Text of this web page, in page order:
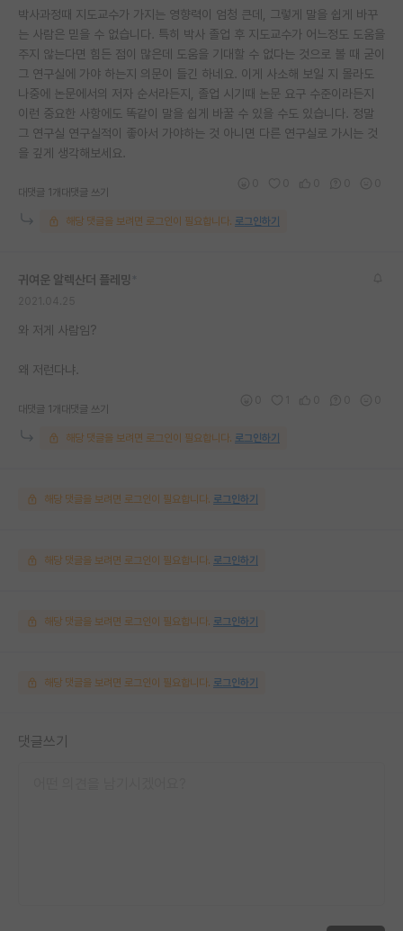
박사과정때 지도교수가 가지는 영향력이 엄청 큰데, 그렇게 말을 쉽게 바꾸
는 사람은 믿을 수 없습니다. 특히 박사 졸업 후 지도교수가 어느정도 도움을
주지 않는다면 힘든 점이 많은데 도움을 기대할 수 없다는 것으로 볼 때 굳이
그 연구실에 가야 하는지 의문이 들긴 하네요. 이게 사소해 보일 지 몰라도
나중에 논문에서의 저자 순서라든지, 졸업 시기때 논문 요구 수준이라든지
이런 중요한 사항에도 똑같이 말을 쉽게 바꿀 수 있을 수도 있습니다. 정말
그 연구실 연구실적이 좋아서 가야하는 것 아니면 다른 연구실로 가시는 것
을 깊게 생각해보세요.
대댓글 1개 대댓글 쓰기
해당 댓글을 보려면 로그인이 필요합니다. 로그인하기
귀여운 알렉산더 플레밍
와 저게 사람임?
왜 저런다냐.
대댓글 1개 대댓글 쓰기
해당 댓글을 보려면 로그인이 필요합니다. 로그인하기
해당 댓글을 보려면 로그인이 필요합니다. 로그인하기
해당 댓글을 보려면 로그인이 필요합니다. 로그인하기
해당 댓글을 보려면 로그인이 필요합니다. 로그인하기
해당 댓글을 보려면 로그인이 필요합니다. 로그인하기
댓글쓰기